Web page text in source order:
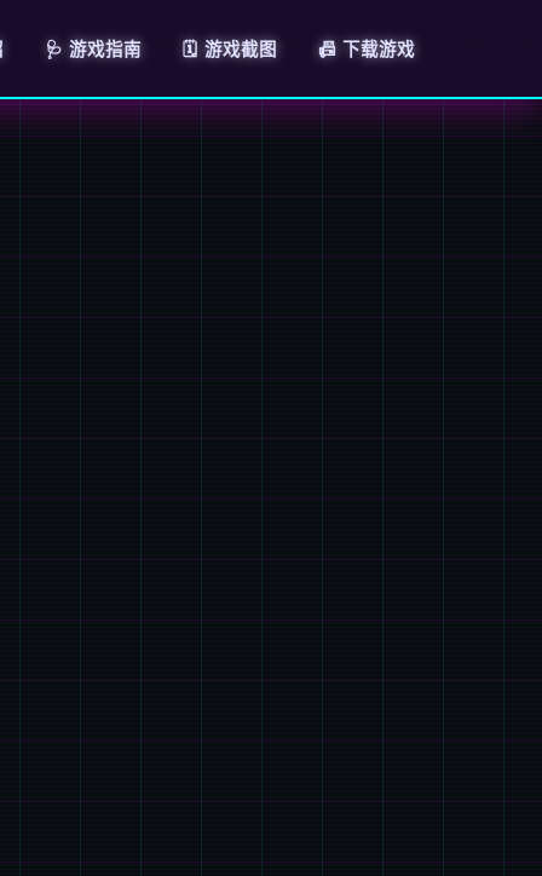
🩺 游戏指南 🗓️ 游戏截图 📠 下载游戏